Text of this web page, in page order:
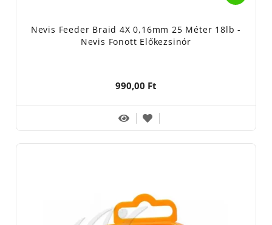
Nevis Feeder Braid 4X 0,16mm 25 Méter 18lb -
Nevis Fonott Előkezsinór
990,00 Ft